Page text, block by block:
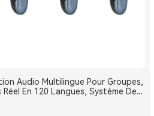
Audio Multilingue Pour Groupes,
En 120 Langues, Système De
One-To-Many, Diffusion
2.4G